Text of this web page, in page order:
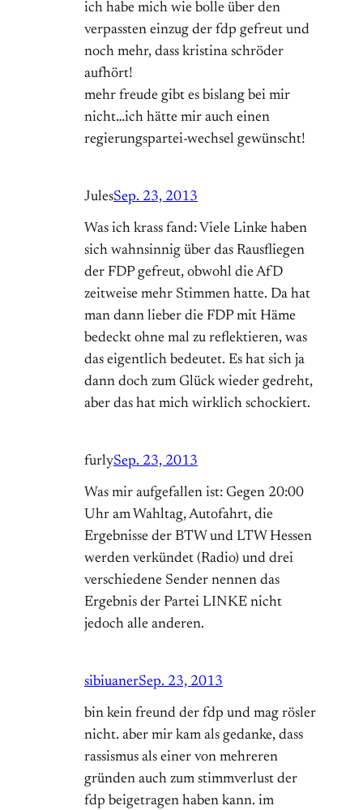
ich habe mich wie bolle über den
verpassten einzug der fdp gefreut und
noch mehr, dass kristina schröder
aufhört!
mehr freude gibt es bislang bei mir
nicht…ich hätte mir auch einen
regierungspartei-wechsel gewünscht!
JulesSep. 23, 2013
Was ich krass fand: Viele Linke haben
sich wahnsinnig über das Rausfliegen
der FDP gefreut, obwohl die AfD
zeitweise mehr Stimmen hatte. Da hat
man dann lieber die FDP mit Häme
bedeckt ohne mal zu reflektieren, was
das eigentlich bedeutet. Es hat sich ja
dann doch zum Glück wieder gedreht,
aber das hat mich wirklich schockiert.
furlySep. 23, 2013
Was mir aufgefallen ist: Gegen 20:00
Uhr am Wahltag, Autofahrt, die
Ergebnisse der BTW und LTW Hessen
werden verkündet (Radio) und drei
verschiedene Sender nennen das
Ergebnis der Partei LINKE nicht
jedoch alle anderen.
sibiuanerSep. 23, 2013
bin kein freund der fdp und mag rösler
nicht. aber mir kam als gedanke, dass
rassismus als einer von mehreren
gründen auch zum stimmverlust der
fdp beigetragen haben kann. im